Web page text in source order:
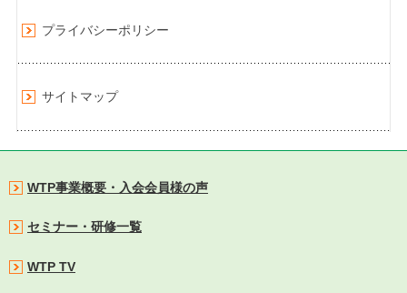
プライバシーポリシー
サイトマップ
WTP事業概要・入会会員様の声
セミナー・研修一覧
WTP TV